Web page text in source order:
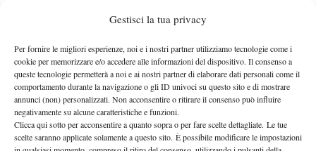
Gestisci la tua privacy
Per fornire le migliori esperienze, noi e i nostri partner utilizziamo tecnologie come i
cookie per memorizzare e/o accedere alle informazioni del dispositivo. Il consenso a
queste tecnologie permetterà a noi e ai nostri partner di elaborare dati personali come il
comportamento durante la navigazione o gli ID univoci su questo sito e di mostrare
annunci (non) personalizzati. Non acconsentire o ritirare il consenso può influire
negativamente su alcune caratteristiche e funzioni.
Clicca qui sotto per acconsentire a quanto sopra o per fare scelte dettagliate. Le tue
scelte saranno applicate solamente a questo sito. È possibile modificare le impostazioni
questa volta Jannik ha invece scelto di lavorare
immediatamente sul colpo che non lo ha convinto durante il
match. SulCourt P3l’azzurro si è concentrato sul servizio,un
fondamentale che sta leggermente modificando, come si è visto
in partita e come lui stesso ha ribadito ai microfoni di
SuperTennis:“Nessuno dei due ha servito bene, io sto
cambiando piccoli dettagli. A volte ci penso e faccio più fatica,